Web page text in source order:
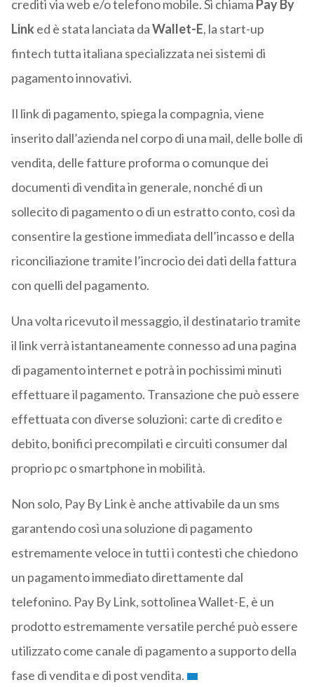
crediti via web e/o telefono mobile. Si chiama Pay By
Linked è stata lanciata daWallet-E, la start-up
fintech tutta italiana specializzata nei sistemi di
pagamento innovativi.
Il link di pagamento, spiega la compagnia, viene
inserito dall’azienda nel corpo di una mail, delle bolle di
vendita, delle fatture proforma o comunque dei
documenti di vendita in generale, nonché di un
sollecito di pagamento o di un estratto conto, così da
consentire la gestione immediata dell’incasso e della
riconciliazione tramite l’incrocio dei dati della fattura
con quelli del pagamento.
Una volta ricevuto il messaggio, il destinatario tramite
il link verrà istantaneamente connesso ad una pagina
di pagamento internet e potrà in pochissimi minuti
effettuare il pagamento. Transazione che può essere
effettuata con diverse soluzioni: carte di credito e
debito, bonifici precompilati e circuiti consumer dal
proprio pc o smartphone in mobilità.
Non solo, Pay By Link è anche attivabile da un sms
garantendo così una soluzione di pagamento
estremamente veloce in tutti i contesti che chiedono
un pagamento immediato direttamente dal
telefonino. Pay By Link, sottolinea Wallet-E, è un
prodotto estremamente versatile perché può essere
utilizzato come canale di pagamento a supporto della
fase di vendita e di post vendita.